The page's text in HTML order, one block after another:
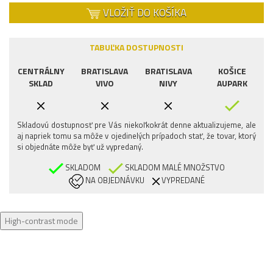
VLOŽIŤ DO KOŠÍKA
TABUĽKA DOSTUPNOSTI
CENTRÁLNY
SKLAD
BRATISLAVA
VIVO
BRATISLAVA
NIVY
KOŠICE
AUPARK
Skladovú dostupnosť pre Vás niekoľkokrát denne aktualizujeme, ale
aj napriek tomu sa môže v ojedinelých prípadoch stať, že tovar, ktorý
si objednáte môže byť už vypredaný.
SKLADOM
SKLADOM MALÉ MNOŽSTVO
NA OBJEDNÁVKU
VYPREDANÉ
High-contrast mode